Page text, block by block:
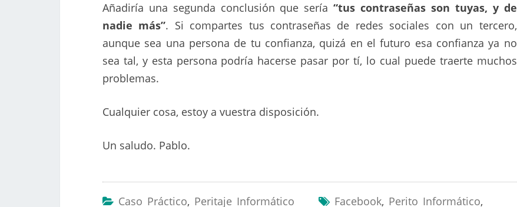
Añadiría una segunda conclusión que sería“tus contraseñas son tuyas, y de
nadie más”. Si compartes tus contraseñas de redes sociales con un tercero,
aunque sea una persona de tu confianza, quizá en el futuro esa confianza ya no
sea tal, y esta persona podría hacerse pasar por tí, lo cual puede traerte muchos
problemas.
Cualquier cosa, estoy a vuestra disposición.
Un saludo. Pablo.
Caso Práctico, Peritaje Informático Facebook, Perito Informático,